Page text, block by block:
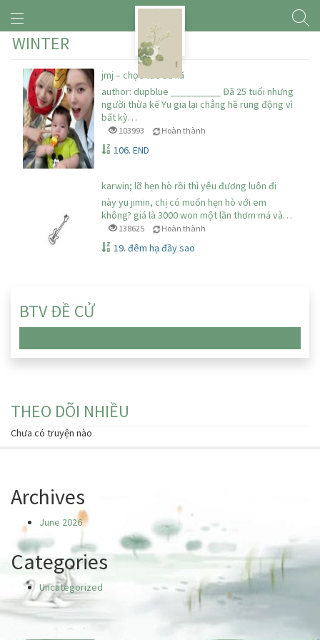
WINTER
jmj – chọc tức bà xã
author: dupblue __________ Đã 25 tuổi nhưng
người thừa kế Yu gia lại chẳng hề rung động vì
bất kỳ…
103993 Hoàn thành
106. END
karwin; lỡ hẹn hò rồi thì yêu đương luôn đi
này yu jimin, chị có muốn hẹn hò với em
không? giá là 3000 won một lần thơm má và…
138625 Hoàn thành
19. đêm hạ đầy sao
BTV ĐỀ CỬ
THEO DÕI NHIỀU
Chưa có truyện nào
Archives
June 2026
Categories
Uncategorized